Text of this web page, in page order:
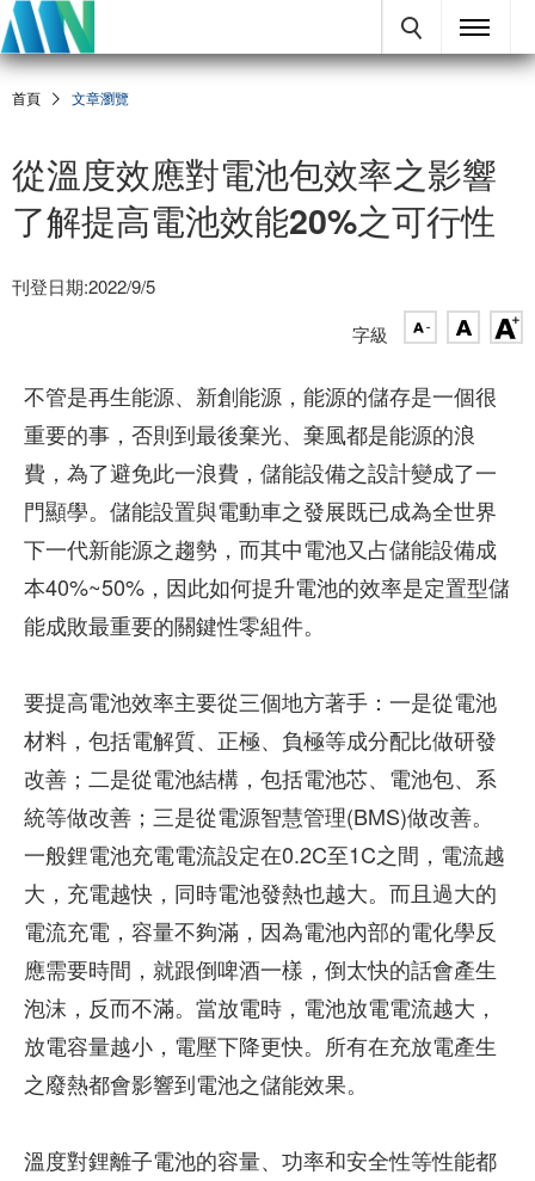
首頁 文章瀏覽
從溫度效應對電池包效率之影響
了解提高電池效能20%之可行性
刊登日期:2022/9/5
字級
不管是再生能源、新創能源，能源的儲存是一個很
重要的事，否則到最後棄光、棄風都是能源的浪
費，為了避免此一浪費，儲能設備之設計變成了一
門顯學。儲能設置與電動車之發展既已成為全世界
下一代新能源之趨勢，而其中電池又占儲能設備成
本40%~50%，因此如何提升電池的效率是定置型儲
能成敗最重要的關鍵性零組件。
要提高電池效率主要從三個地方著手：一是從電池
材料，包括電解質、正極、負極等成分配比做研發
改善；二是從電池結構，包括電池芯、電池包、系
統等做改善；三是從電源智慧管理(BMS)做改善。
一般鋰電池充電電流設定在0.2C至1C之間，電流越
大，充電越快，同時電池發熱也越大。而且過大的
電流充電，容量不夠滿，因為電池內部的電化學反
應需要時間，就跟倒啤酒一樣，倒太快的話會產生
泡沫，反而不滿。當放電時，電池放電電流越大，
放電容量越小，電壓下降更快。所有在充放電產生
之廢熱都會影響到電池之儲能效果。
溫度對鋰離子電池的容量、功率和安全性等性能都